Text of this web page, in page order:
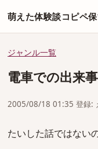
萌えた体験談コピペ
ジャンル一覧
電車での出来事
2005/08/18 01:35 登録:
たいした話ではない